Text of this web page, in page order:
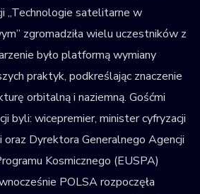
„Technologie satelitarne w
zgromadziła wielu uczestników z
było platformą wymiany
praktyk, podkreślając znaczenie
orbitalną i naziemną. Gośćmi
byli: wicepremier, minister cyfryzacji
Dyrektora Generalnego Agencji
Kosmicznego (EUSPA)
POLSA rozpoczęła